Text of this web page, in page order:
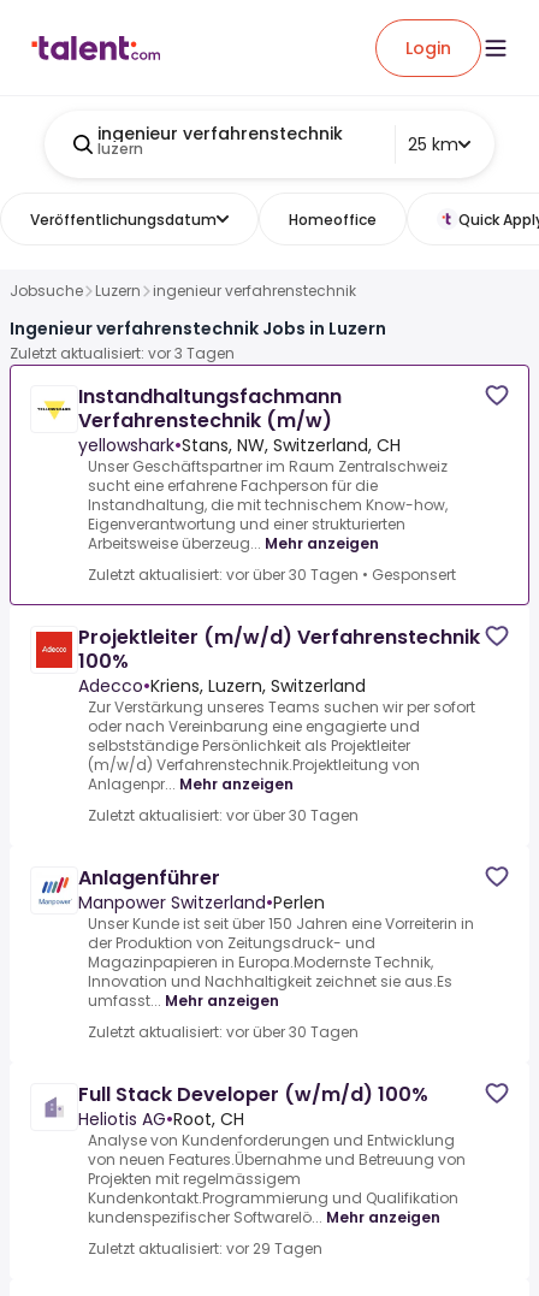
Login
ingenieur verfahrenstechnik
luzern 25 km
Veröffentlichungsdatum Homeoffice Quick
Jobsuche Luzern ingenieur verfahrenstechnik
Ingenieur verfahrenstechnik Jobs in Luzern
Zuletzt aktualisiert: vor 3 Tagen
Instandhaltungsfachmann
Verfahrenstechnik (m/w)
yellowshark•Stans, NW, Switzerland, CH
Unser Geschäftspartner im Raum Zentralschweiz
sucht eine erfahrene Fachperson für die
Instandhaltung, die mit technischem Know-how,
Eigenverantwortung und einer strukturierten
Arbeitsweise überzeug... Mehr anzeigen
Zuletzt aktualisiert: vor über 30 Tagen • Gesponsert
Projektleiter (m/w/d) Verfahrenstechnik
100%
Adecco•Kriens, Luzern, Switzerland
Zur Verstärkung unseres Teams suchen wir per sofort
oder nach Vereinbarung eine engagierte und
selbstständige Persönlichkeit als Projektleiter
(m/w/d) Verfahrenstechnik.Projektleitung von
Anlagenpr... Mehr anzeigen
Zuletzt aktualisiert: vor über 30 Tagen
Anlagenführer
Manpower Switzerland•Perlen
Unser Kunde ist seit über 150 Jahren eine Vorreiterin in
der Produktion von Zeitungsdruck- und
Magazinpapieren in Europa.Modernste Technik,
Innovation und Nachhaltigkeit zeichnet sie aus.Es
umfasst... Mehr anzeigen
Zuletzt aktualisiert: vor über 30 Tagen
Full Stack Developer (w/m/d) 100%
Heliotis AG•Root, CH
Analyse von Kundenforderungen und Entwicklung
von neuen Features.Übernahme und Betreuung von
Projekten mit regelmässigem
Kundenkontakt.Programmierung und Qualifikation
kundenspezifischer Softwarelö... Mehr anzeigen
Zuletzt aktualisiert: vor 29 Tagen